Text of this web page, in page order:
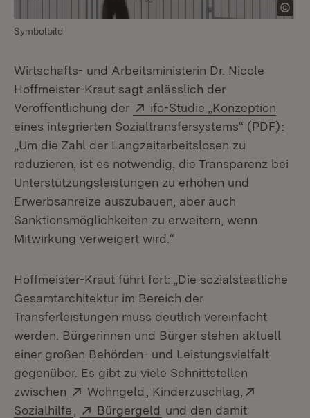
Symbolbild
Wirtschafts- und Arbeitsministerin Dr. Nicole
Hoffmeister-Kraut sagt anlässlich der
Veröffentlichung der
Extern:
ifo-Studie „Konzeption
eines integrierten Sozialtransfersystems“ (PDF):
„Um die Zahl der Langzeitarbeitslosen zu
reduzieren, ist es notwendig, die Transparenz bei
Unterstützungsleistungen zu erhöhen und
Erwerbsanreize auszubauen, aber auch
Sanktionsmöglichkeiten zu erweitern, wenn
Mitwirkung verweigert wird.“
Hoffmeister-Kraut führt fort: „Die sozialstaatliche
Gesamtarchitektur im Bereich der
Transferleistungen muss deutlich vereinfacht
werden. Bürgerinnen und Bürger stehen aktuell
einer großen Behörden- und Leistungsvielfalt
gegenüber. Es gibt zu viele Schnittstellen
zwischen
Extern:
Wohngeld (Öffnet in neuem Fenster)
, Kinderzuschlag,
Sozialhilfe (Öffnet in neuem Fenster)
Extern:
Bürgergeld (Öffnet in neuem Fenster)
und den damit